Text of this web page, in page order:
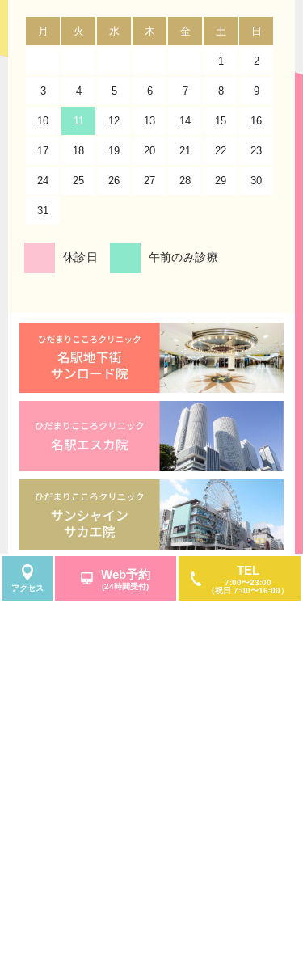
月 火 水 木 金 土 日
1 2
3 4 5 6 7 8 9
10 11 12 13 14 15 16
17 18 19 20 21 22 23
24 25 26 27 28 29 30
31
休診日 午前のみ診療
名古屋市営地下鉄桜通線「久屋大通」駅、名城線
「矢場町」駅、鶴舞線「伏見」駅からもアクセス
して頂きやすく、地上からは「錦通」と「大津
さいませ。「サンシャインサカエ」は栄地下街に
も直結しております。
診療案内
うつ病・不安症・パニック症・不眠症の診療に対
当院は、うつ病や不安症・パニック症・不眠症、
つ病・女性のうつ病・仮面うつ病・自律神経失調
症、発達障害・ADHD、アスペルガー症候群、強
迫性障害、社交不安症、全般性不安障害、広場恐
療も行う、大人のための心療内科・メンタルクリ
ニック・精神科です。
アクセス
Web予約
(24時間受付)
TEL
7:00〜23:00
（祝日 7:00〜16:00）